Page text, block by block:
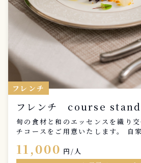
フレンチ
フレンチ course
旬の食材と和のエッセンスを織り
チコースをご用意いたします。 自
タ、魚料理、肉料理、デザートの
寧にご提供いたします。 大切な記
11,000 円/人